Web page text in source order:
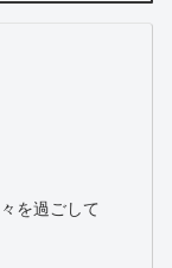
を過ごして